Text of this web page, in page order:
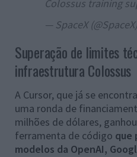
Colossus training
— SpaceX (@SpaceX)
Superação de limites
infraestrutura Colossus
A Cursor, que já se
uma ronda de
milhões de dólares,
ferramenta de código que
modelos da OpenAI,